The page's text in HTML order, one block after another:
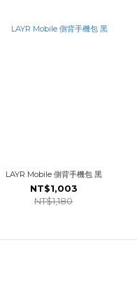
LAYR Mobile 側背手機包 黑
NT$1,003
NT$1,180